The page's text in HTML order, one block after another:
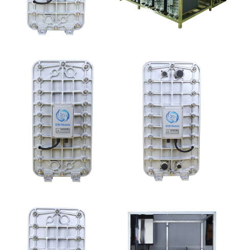
MK-TC500 EDI模块 EDI设备维修